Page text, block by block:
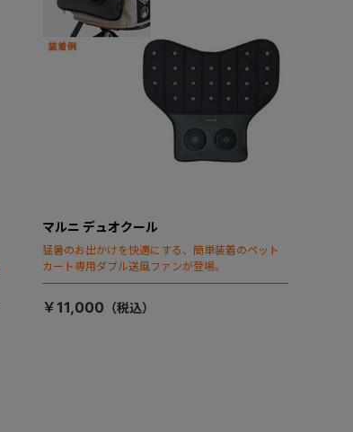
マルニ デュオクール
猛暑のお出かけを快適にする、簡単装着のペット
カート専用ダブル送風ファンが登場。
￥11,000